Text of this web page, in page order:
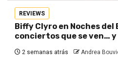
REVIEWS
Biffy Clyro en Noches
conciertos que se ven…
2 semanas atrás Andrea